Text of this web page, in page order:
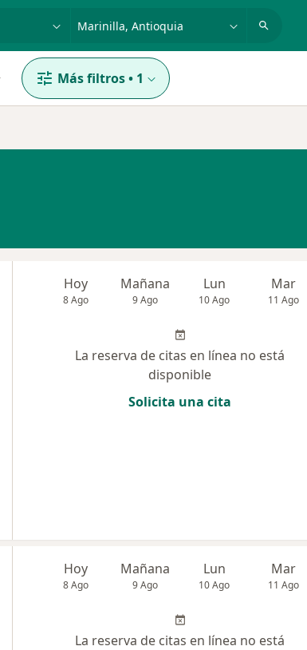
Más filtros• 1
Hoy
8 Ago
Mañana
9 Ago
Lun
10 Ago
Mar
11 Ago
La reserva de citas en línea no está
disponible
Solicita una cita
Hoy
8 Ago
Mañana
9 Ago
Lun
10 Ago
Mar
11 Ago
La reserva de citas en línea no está